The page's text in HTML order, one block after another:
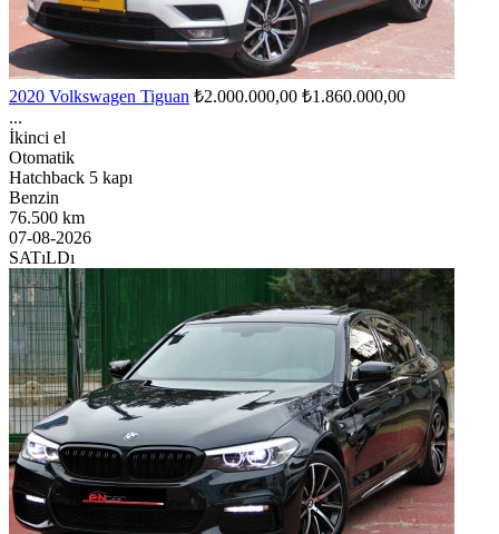
2020 Volkswagen Tiguan ₺2.000.000,00 ₺1.860.000,00
...
İkinci el
Otomatik
Hatchback 5 kapı
Benzin
76.500 km
07-08-2026
SATıLDı